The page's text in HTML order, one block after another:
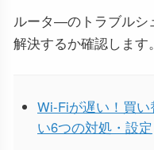
ルータ―のトラブルシ
解決するか確認します。
Wi-Fiが遅い！買
い6つの対処・設定